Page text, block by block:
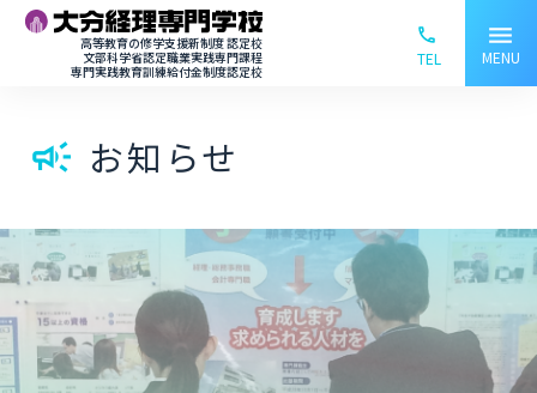
高等教育の修学支援新制度 認定校
文部科学省認定職業実践専門課程
専門実践教育訓練給付金制度認定校
TEL
menu
MENU
campaign お知らせ